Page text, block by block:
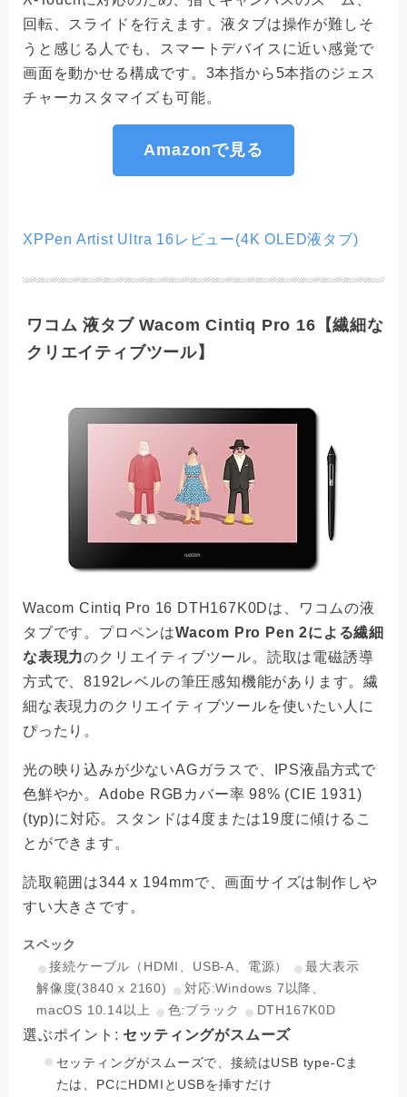
回転、スライドを行えます。液タブは操作が難しそ
うと感じる人でも、スマートデバイスに近い感覚で
画面を動かせる構成です。3本指から5本指のジェス
チャーカスタマイズも可能。
Amazonで見る
XPPen Artist Ultra 16レビュー(4K OLED液タブ)
ワコム 液タブ Wacom Cintiq Pro 16【繊細な
クリエイティブツール】
Wacom Cintiq Pro 16 DTH167K0Dは、ワコムの液
タブです。プロペンはWacom Pro Pen 2による繊細
な表現力のクリエイティブツール。読取は電磁誘導
方式で、8192レベルの筆圧感知機能があります。繊
細な表現力のクリエイティブツールを使いたい人に
ぴったり。
光の映り込みが少ないAGガラスで、IPS液晶方式で
色鮮やか。Adobe RGBカバー率 98% (CIE 1931)
(typ)に対応。スタンドは4度または19度に傾けるこ
とができます。
読取範囲は344 x 194mmで、画面サイズは制作しや
すい大きさです。
スペック
接続ケーブル（HDMI、USB-A、電源）
最大表示
解像度(3840 x 2160)
対応:Windows 7以降、
macOS 10.14以上
色:ブラック DTH167K0D
選ぶポイント: セッティングがスムーズ
セッティングがスムーズで、接続はUSB type-Cま
たは、PCにHDMIとUSBを挿すだけ